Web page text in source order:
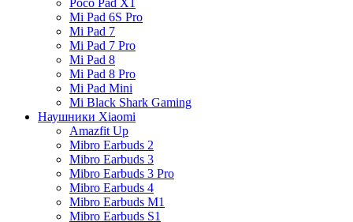
Mi Pad 6S Pro
Mi Pad 7
Mi Pad 7 Pro
Mi Pad 8
Mi Pad 8 Pro
Mi Pad Mini
Mi Black Shark Gaming
Наушники Xiaomi
Amazfit Up
Mibro Earbuds 2
Mibro Earbuds 3
Mibro Earbuds 3 Pro
Mibro Earbuds 4
Mibro Earbuds M1
Mibro Earbuds S1